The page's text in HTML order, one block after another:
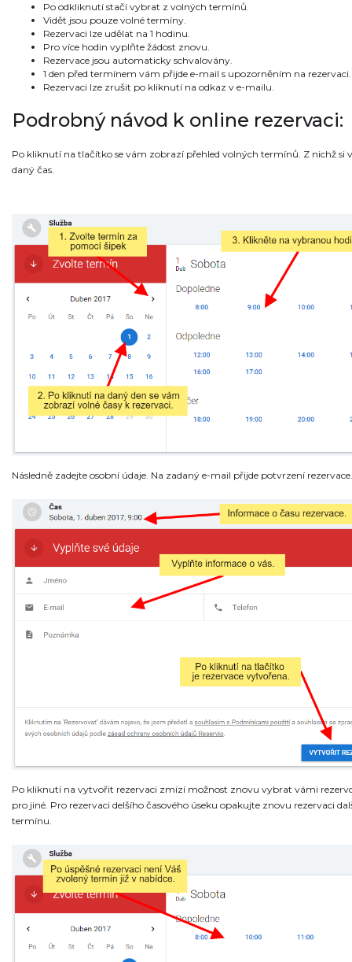
Po odkliknutí stačí vybrat z volných termínů.
Vidět jsou pouze volné termíny.
Rezervaci lze udělat na 1 hodinu.
Pro více hodin vyplňte žádost znovu.
Rezervace jsou automaticky schvalovány.
1 den před termínem vám přijde e-mail s upozorněním na rezervaci.
Rezervaci lze zrušit po kliknutí na odkaz v e-mailu.
Podrobný návod k online rezervaci:
Po kliknutí na tlačítko se vám zobrazí přehled volných termínů. Z nichž si
daný čas.
Následně zadejte osobní údaje. Na zadaný e-mail přijde potvrzení rezervace.
Po kliknutí na vytvořit rezervaci zmizí možnost znovu vybrat vámi
pro jiné. Pro rezervaci delšího časového úseku opakujte znovu rezervaci
termínu.